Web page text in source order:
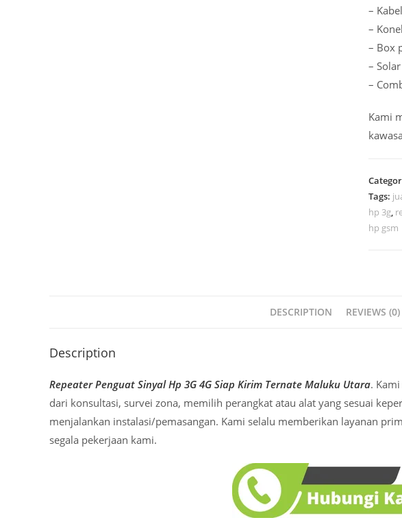
–
–
– Box
–
–
Kami
Tags:
hp 3g,
hp gsm
DESCRIPTION REVIEWS (0)
Description
Repeater Penguat Sinyal Hp 3G 4G Siap Kirim Ternate Maluku Utara.
dari konsultasi, survei zona, memilih perangkat atau alat yang sesuai
menjalankan instalasi/pemasangan. Kami selalu memberikan layanan
segala pekerjaan kami.